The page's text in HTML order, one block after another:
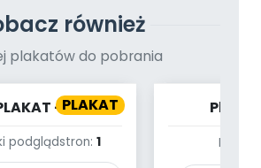
również
plakatów do pobrania
PLAKAT
-
podglądstron: 1 Brak